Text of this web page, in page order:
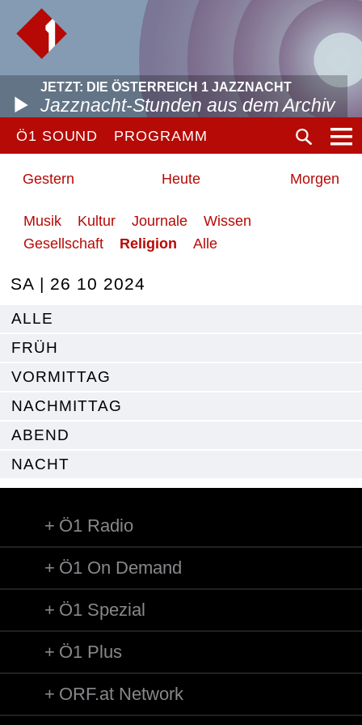
JETZT: DIE ÖSTERREICH 1 JAZZNACHT
Jazznacht-Stunden aus dem Archiv
Ö1 SOUND PROGRAMM
Gestern Heute Morgen
Musik Kultur Journale
Wissen
Gesellschaft
Religion Alle
SA | 26 10 2024
ALLE
FRÜH
VORMITTAG
NACHMITTAG
ABEND
NACHT
Ö1 Radio
Ö1 On Demand
Ö1 Spezial
Ö1 Plus
ORF.at Network